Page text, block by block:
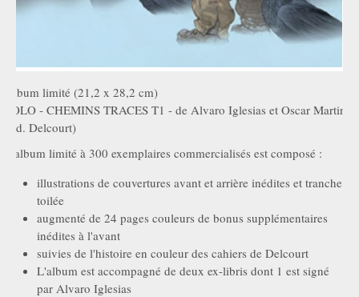
Album limité (21,2 x 28,2 cm)
SOLO - CHEMINS TRACES T1 - de Alvaro Iglesias et Oscar Martin
(Ed. Delcourt)
L'album limité à 300 exemplaires commercialisés est composé :
illustrations de couvertures avant et arrière inédites et tranche
toilée
augmenté de 24 pages couleurs de bonus supplémentaires
inédites à l'avant
suivies de l'histoire en couleur des cahiers de Delcourt
L'album est accompagné de deux ex-libris dont 1 est signé
par Alvaro Iglesias